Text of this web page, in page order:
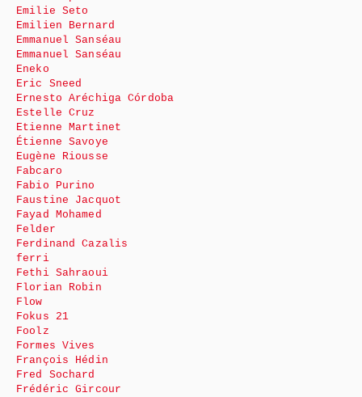
Emilie Seto
Emilien Bernard
Emmanuel Sanséau
Emmanuel Sanséau
Eneko
Eric Sneed
Ernesto Aréchiga Córdoba
Estelle Cruz
Etienne Martinet
Étienne Savoye
Eugène Riousse
Fabcaro
Fabio Purino
Faustine Jacquot
Fayad Mohamed
Felder
Ferdinand Cazalis
ferri
Fethi Sahraoui
Florian Robin
Flow
Fokus 21
Foolz
Formes Vives
François Hédin
Fred Sochard
Frédéric Gircour